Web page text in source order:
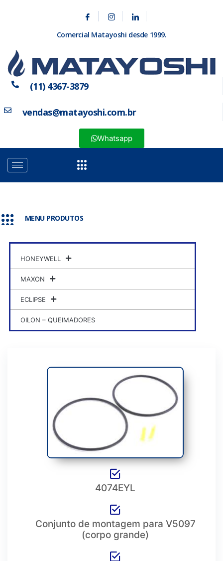
Comercial Matayoshi desde 1999.
(11) 4367-3879
vendas@matayoshi.com.br
Whatsapp
MENU PRODUTOS
HONEYWELL
MAXON
ECLIPSE
OILON – QUEIMADORES
4074EYL
Conjunto de montagem para V5097
(corpo grande)